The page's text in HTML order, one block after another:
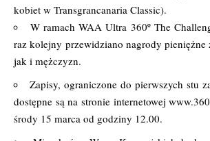
kobiet w Transgrancanaria Classic).
W ramach WAA Ultra 360º The
raz kolejny przewidziano nagrody
jak i mężczyzn.
Zapisy, ograniczone do pierwszych stu
dostępne są na stronie internetowej
środy 15 marca od godziny 12.00.